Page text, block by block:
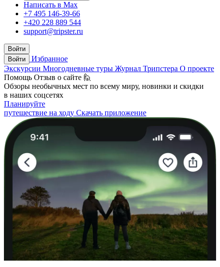
Написать в Max
+7 495 146-39-66
+420 228 889 544
support@tripster.ru
Войти
Войти
Избранное
Экскурсии Многодневные туры Журнал Трипстера О проекте
Помощь Отзыв о сайте 🙋
Обзоры необычных мест по всему миру, новинки и скидки
в наших соцсетях
Планируйте
путешествие на ходу Скачать приложение